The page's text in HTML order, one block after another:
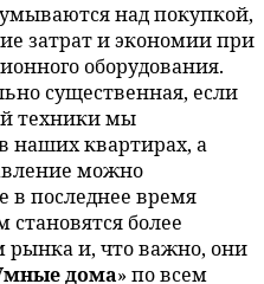
над покупкой,
затрат и экономии при
оборудования.
существенная, если
техники мы
наших квартирах, а
можно
в последнее время
более
рынка и, что важно, они
дома» по всем